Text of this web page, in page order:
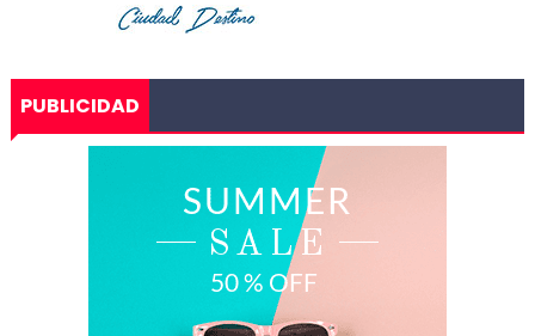
PUBLICIDAD